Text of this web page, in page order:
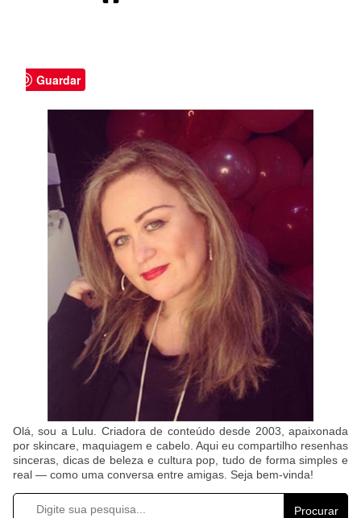
Guardar
Olá, sou a Lulu. Criadora de conteúdo desde 2003, apaixonada
por skincare, maquiagem e cabelo. Aqui eu compartilho resenhas
sinceras, dicas de beleza e cultura pop, tudo de forma simples e
real — como uma conversa entre amigas. Seja bem-vinda!
Procurar